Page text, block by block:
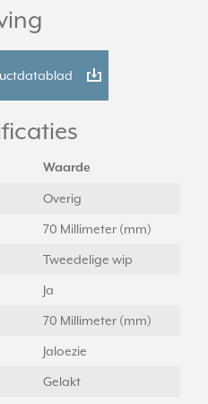
Waarde
Overig
70 Millimeter (mm)
Tweedelige wip
Ja
70 Millimeter (mm)
Jaloezie
Gelakt